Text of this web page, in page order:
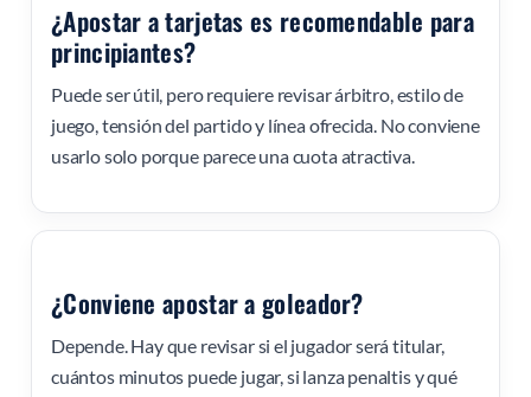
¿Apostar a tarjetas es recomendable para
principiantes?
Puede ser útil, pero requiere revisar árbitro, estilo de
juego, tensión del partido y línea ofrecida. No conviene
usarlo solo porque parece una cuota atractiva.
¿Conviene apostar a goleador?
Depende. Hay que revisar si el jugador será titular,
cuántos minutos puede jugar, si lanza penaltis y qué